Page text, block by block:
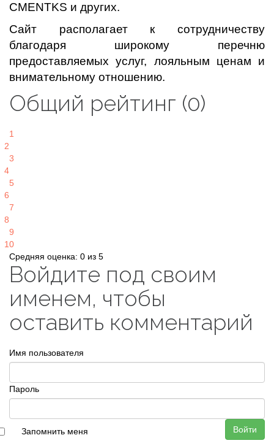
CMENTKS и других.
Сайт располагает к сотрудничеству
благодаря широкому перечню
предоставляемых услуг, лояльным ценам и
внимательному отношению.
Общий рейтинг (0)
1
2
3
4
5
6
7
8
9
10
Средняя оценка: 0 из 5
Войдите под своим
именем, чтобы
оставить комментарий
Имя пользователя
Пароль
Войти
Запомнить меня